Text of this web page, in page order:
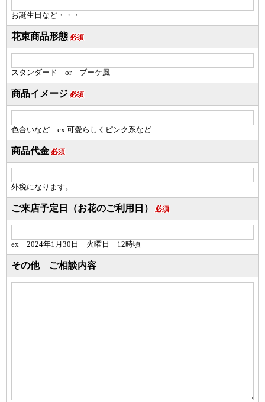
お誕生日など・・・
花束商品形態 必須
スタンダード or ブーケ風
商品イメージ 必須
色合いなど ex 可愛らしくピンク系など
商品代金 必須
外税になります。
ご来店予定日（お花のご利用日） 必須
ex 2024年1月30日 火曜日 12時頃
その他 ご相談内容